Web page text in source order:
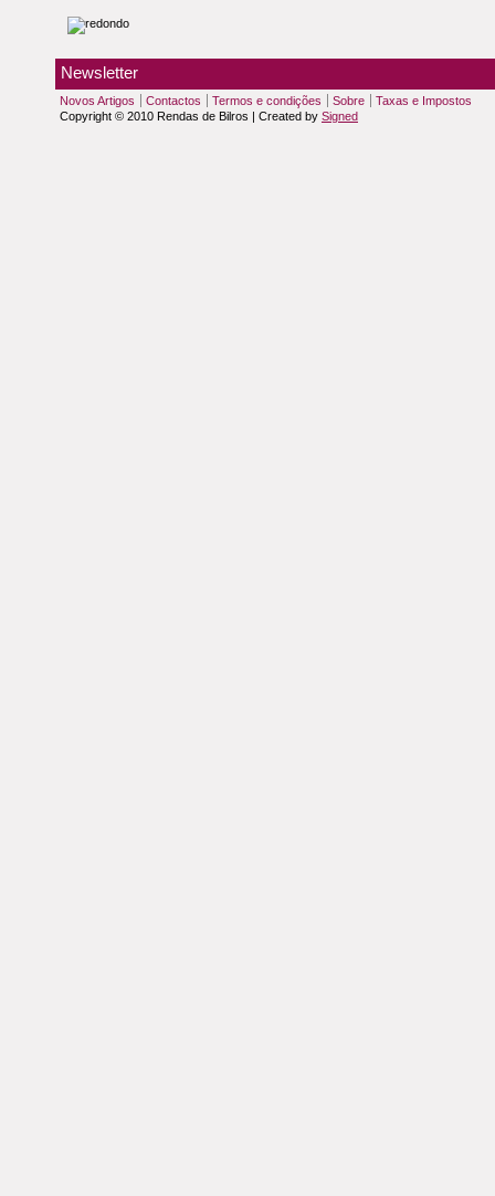
Newsletter
Novos Artigos Contactos Termos e condições Sobre
Taxas e Impostos
Copyright © 2010 Rendas de Bilros | Created by Signed